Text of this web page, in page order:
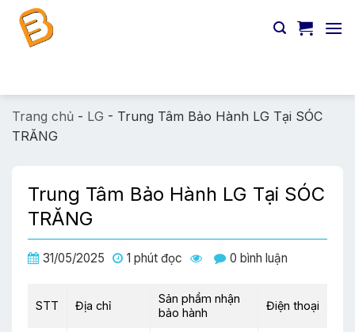
Chuyển
đến
Trang chủ - LG - Trung Tâm Bảo Hành LG Tại SÓC
TRĂNG
Trung Tâm Bảo Hành LG Tại SÓC
TRĂNG
31/05/2025 1 phút đọc 0 bình luận
STT Địa chỉ
Sản phẩm nhận
bảo hành
Điện thoại